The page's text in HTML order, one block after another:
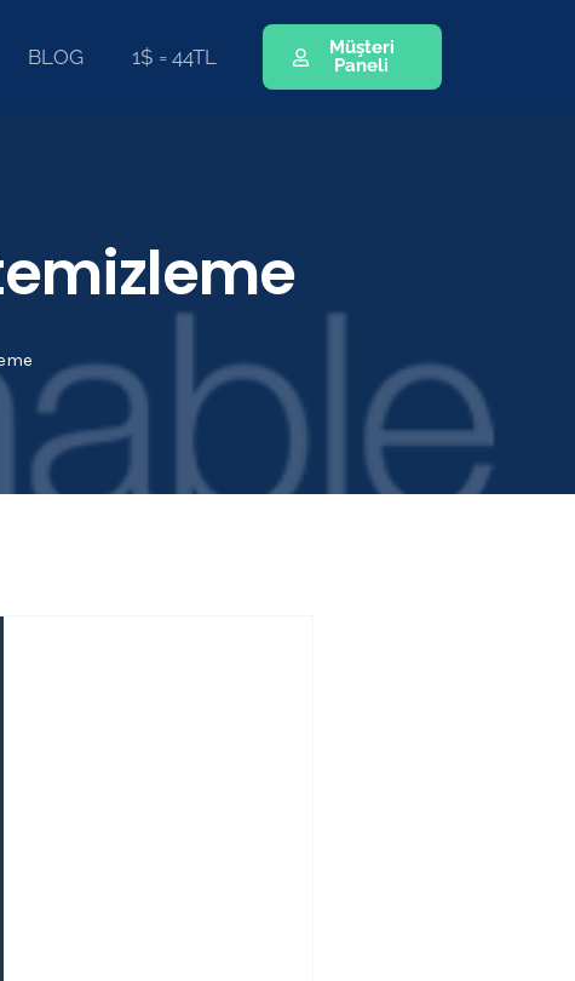
BLOG 1$ = 44TL
Müşteri
Paneli